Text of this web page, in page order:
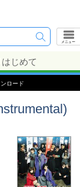
メニュー
はじめて
ロード